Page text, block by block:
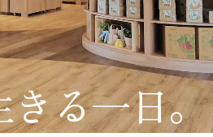
とは
る一日。